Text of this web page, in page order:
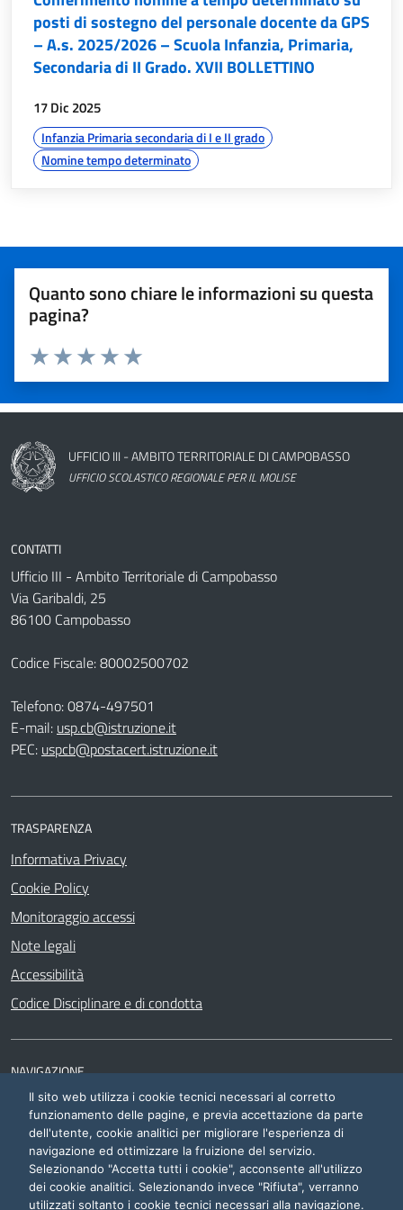
posti di sostegno del personale docente da GPS
– A.s. 2025/2026 – Scuola Infanzia, Primaria,
Secondaria di II Grado. XVII BOLLETTINO
data:
17 Dic 2025
argomenti:
Infanzia Primaria secondaria di I e II grado
Nomine tempo determinato
Quanto sono chiare le informazioni su questa
pagina?
Valuta 5 stelle su 5
Valuta 4 stelle su 5
Valuta 3 stelle su 5
Valuta 2 stelle su 5
Valuta 1 stelle su 5
Nome dell'amministrazione
UFFICIO III - AMBITO TERRITORIALE DI CAMPOBASSO
UFFICIO SCOLASTICO REGIONALE PER IL MOLISE
CONTATTI
Ufficio III - Ambito Territoriale di Campobasso
Via Garibaldi, 25
86100 Campobasso
Codice Fiscale: 80002500702
Telefono:0874-497501
E-mail: usp.cb@istruzione.it
PEC: uspcb@postacert.istruzione.it
TRASPARENZA
Informativa Privacy
Cookie Policy
Monitoraggio accessi
Note legali
Accessibilità
Codice Disciplinare e di condotta
NAVIGAZIONE
Siti di interesse
Il sito web utilizza i cookie tecnici necessari al corretto
funzionamento delle pagine, e previa accettazione da parte
dell'utente, cookie analitici per migliorare l'esperienza di
navigazione ed ottimizzare la fruizione del servizio.
Selezionando "Accetta tutti i cookie", acconsente all'utilizzo
dei cookie analitici. Selezionando invece "Rifiuta", verranno
utilizzati soltanto i cookie tecnici necessari alla navigazione.